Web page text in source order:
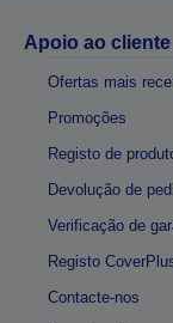
Apoio ao cliente
Ofertas mais
Promoções
Registo de
Devolução de
Verificação de
Registo
Contacte-nos